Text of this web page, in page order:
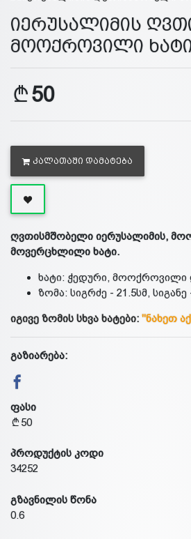
იერუსალიმის
მოოქროვილი
50
ᲙᲐᲚᲐᲗᲐᲨᲘ ᲓᲐᲛᲐᲢᲔᲑᲐ
ღვთისმშობელი იერუსალიმის,
მოვერცხლილი ხატი.
ხატი: ჭედური,
ზომა: სიგრძე - 21.5სმ, სიგანე
იგივე ზომის სხვა ხატები: "ნახეთ
გაზიარება:
ფასი
50
პროდუქტის კოდი
34252
გზავნილის წონა
0.6